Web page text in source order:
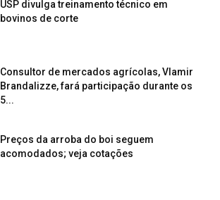
USP divulga treinamento técnico em
bovinos de corte
Consultor de mercados agrícolas, Vlamir
Brandalizze, fará participação durante os
5...
Preços da arroba do boi seguem
acomodados; veja cotações